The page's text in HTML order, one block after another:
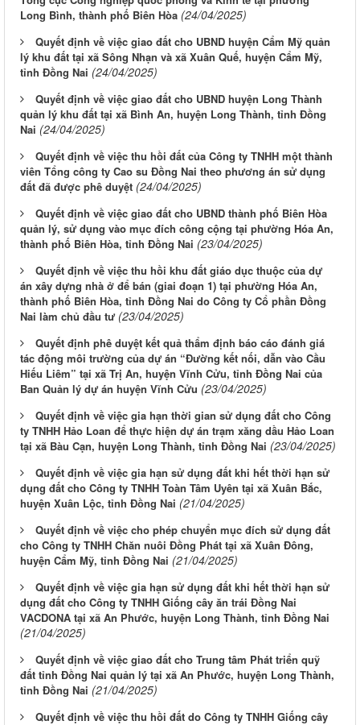
Long Bình, thành phố Biên Hòa (24/04/2025)
Quyết định về việc giao đất cho UBND huyện Cẩm Mỹ quản
lý khu đất tại xã Sông Nhạn và xã Xuân Quế, huyện Cẩm Mỹ,
tỉnh Đồng Nai (24/04/2025)
Quyết định về việc giao đất cho UBND huyện Long Thành
quản lý khu đất tại xã Bình An, huyện Long Thành, tỉnh Đồng
Nai (24/04/2025)
Quyết định về việc thu hồi đất của Công ty TNHH một thành
viên Tổng công ty Cao su Đồng Nai theo phương án sử dụng
đất đã được phê duyệt (24/04/2025)
Quyết định về việc giao đất cho UBND thành phố Biên Hòa
quản lý, sử dụng vào mục đích công cộng tại phường Hóa An,
thành phố Biên Hòa, tỉnh Đồng Nai (23/04/2025)
Quyết định về việc thu hồi khu đất giáo dục thuộc của dự
án xây dựng nhà ở để bán (giai đoạn 1) tại phường Hóa An,
thành phố Biên Hòa, tỉnh Đồng Nai do Công ty Cổ phần Đồng
Nai làm chủ đầu tư (23/04/2025)
Quyết định phê duyệt kết quả thẩm định báo cáo đánh giá
tác động môi trường của dự án “Đường kết nối, dẫn vào Cầu
Hiếu Liêm” tại xã Trị An, huyện Vĩnh Cửu, tỉnh Đồng Nai của
Ban Quản lý dự án huyện Vĩnh Cửu (23/04/2025)
Quyết định về việc gia hạn thời gian sử dụng đất cho Công
ty TNHH Hảo Loan để thực hiện dự án trạm xăng dầu Hảo Loan
tại xã Bàu Cạn, huyện Long Thành, tỉnh Đồng Nai (23/04/2025)
Quyết định về việc gia hạn sử dụng đất khi hết thời hạn sử
dụng đất cho Công ty TNHH Toàn Tâm Uyên tại xã Xuân Bắc,
huyện Xuân Lộc, tỉnh Đồng Nai (21/04/2025)
Quyết định về việc cho phép chuyển mục đích sử dụng đất
cho Công ty TNHH Chăn nuôi Đồng Phát tại xã Xuân Đông,
huyện Cẩm Mỹ, tỉnh Đồng Nai (21/04/2025)
Quyết định về việc gia hạn sử dụng đất khi hết thời hạn sử
dụng đất cho Công ty TNHH Giống cây ăn trái Đồng Nai
VACDONA tại xã An Phước, huyện Long Thành, tỉnh Đồng Nai
(21/04/2025)
Quyết định về việc giao đất cho Trung tâm Phát triển quỹ
đất tỉnh Đồng Nai quản lý tại xã An Phước, huyện Long Thành,
tỉnh Đồng Nai (21/04/2025)
Quyết định về việc thu hồi đất do Công ty TNHH Giống cây